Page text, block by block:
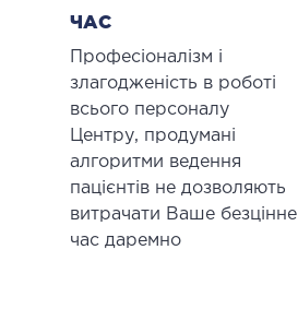
ЧАС
Професіоналізм і
злагодженість в роботі
всього персоналу
Центру, продумані
алгоритми ведення
пацієнтів не дозволяють
витрачати Ваше безцінне
час даремно